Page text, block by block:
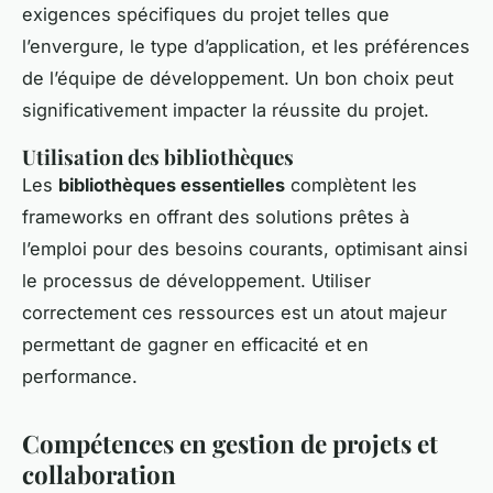
exigences spécifiques du projet telles que
l’envergure, le type d’application, et les préférences
de l’équipe de développement. Un bon choix peut
significativement impacter la réussite du projet.
Utilisation des bibliothèques
Les bibliothèques essentielles complètent les
frameworks en offrant des solutions prêtes à
l’emploi pour des besoins courants, optimisant ainsi
le processus de développement. Utiliser
correctement ces ressources est un atout majeur
permettant de gagner en efficacité et en
performance.
Compétences en gestion de projets et
collaboration